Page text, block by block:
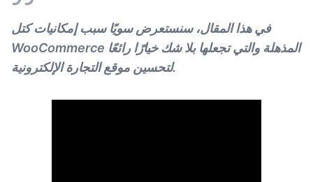
في هذا المقال، سنستعرض سويًا سبب إمكانيات كتل
WooCommerce المذهلة والتي تجعلها بلا شك خيارًا رائعًا
لتحسين موقع التجارة الإلكترونية.